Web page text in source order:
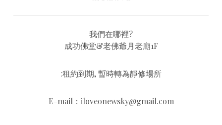
我們在哪裡?
成功佛堂&老佛爺月老廟1F
:租約到期, 暫時轉為靜修場所
E-mail：iloveonewsky@gmail.com